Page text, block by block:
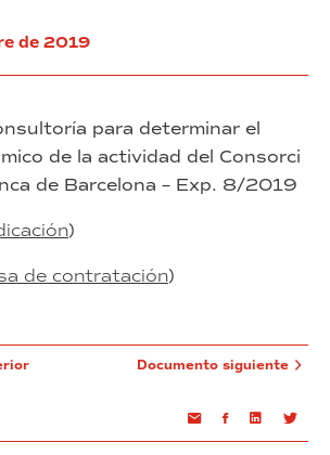
de 2019
para determinar el
de la actividad del Consorci
de Barcelona – Exp. 8/2019
)
de contratación)
EmailFacebookLinkedin
Documento siguiente